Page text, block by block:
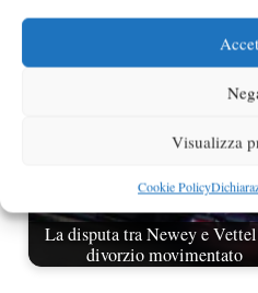
Visualizza
Cookie Policy
La disputa tra Newey e
divorzio movimentato